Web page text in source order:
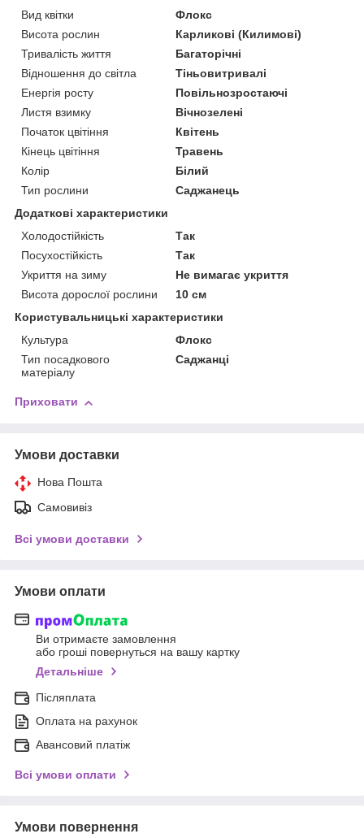
Вид квітки
Флокс
Висота рослин
Карликові (Килимові)
Тривалість життя
Багаторічні
Відношення до світла
Тіньовитривалі
Енергія росту
Повільнозростаючі
Листя взимку
Вічнозелені
Початок цвітіння
Квітень
Кінець цвітіння
Травень
Колір
Білий
Тип рослини
Саджанець
Додаткові характеристики
Холодостійкість
Так
Посухостійкість
Так
Укриття на зиму
Не вимагає укриття
Висота дорослої рослини
10 см
Користувальницькі характеристики
Культура
Флокс
Тип посадкового
матеріалу
Саджанці
Приховати
Умови доставки
Нова Пошта
Самовивіз
Всі умови доставки
Умови оплати
Ви отримаєте замовлення
або гроші повернуться на вашу картку
Детальніше
Післяплата
Оплата на рахунок
Авансовий платіж
Всі умови оплати
Умови повернення